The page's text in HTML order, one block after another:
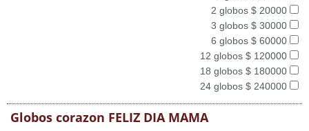
2 globos $ 20000
3 globos $ 30000
6 globos $ 60000
12 globos $ 120000
18 globos $ 180000
24 globos $ 240000
Globos corazon FELIZ DIA MAMA